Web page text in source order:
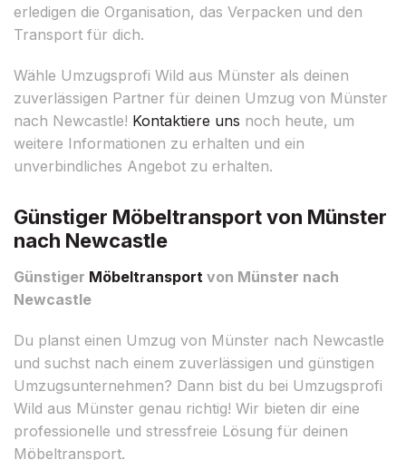
erledigen die Organisation, das Verpacken und den
Transport für dich.
Wähle Umzugsprofi Wild aus Münster als deinen
zuverlässigen Partner für deinen Umzug von Münster
nach Newcastle! Kontaktiere uns noch heute, um
weitere Informationen zu erhalten und ein
unverbindliches Angebot zu erhalten.
Günstiger Möbeltransport von Münster
nach Newcastle
Günstiger Möbeltransport von Münster nach
Newcastle
Du planst einen Umzug von Münster nach Newcastle
und suchst nach einem zuverlässigen und günstigen
Umzugsunternehmen? Dann bist du bei Umzugsprofi
Wild aus Münster genau richtig! Wir bieten dir eine
professionelle und stressfreie Lösung für deinen
Möbeltransport.